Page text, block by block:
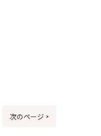
次のページ >